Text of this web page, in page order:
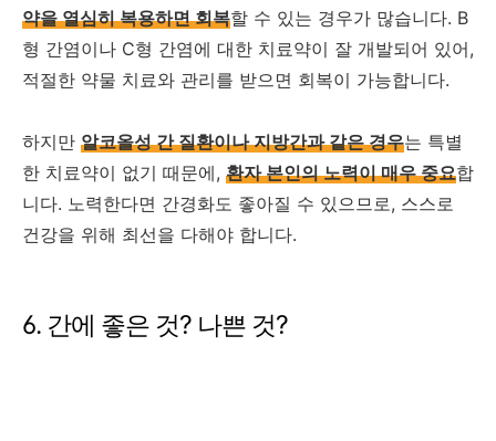
약을 열심히 복용하면 회복할 수 있는 경우가 많습니다. B
형 간염이나 C형 간염에 대한 치료약이 잘 개발되어 있어,
적절한 약물 치료와 관리를 받으면 회복이 가능합니다.
하지만 알코올성 간 질환이나 지방간과 같은 경우는 특별
한 치료약이 없기 때문에, 환자 본인의 노력이 매우 중요합
니다. 노력한다면 간경화도 좋아질 수 있으므로, 스스로
건강을 위해 최선을 다해야 합니다.
6. 간에 좋은 것? 나쁜 것?